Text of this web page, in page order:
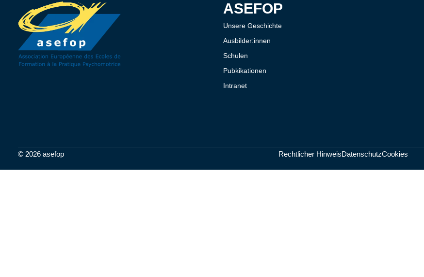
ASEFOP
Unsere Geschichte
Ausbilder:innen
Schulen
Pubkikationen
Intranet
© 2026 asefop Rechtlicher HinweisDatenschutzCookies